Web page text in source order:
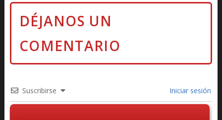
Suscribirse Iniciar sesión